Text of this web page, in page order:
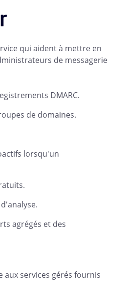
qui aident à mettre en
de messagerie
DMARC.
de domaines.
lorsqu'un
agrégés et des
aux services gérés fournis